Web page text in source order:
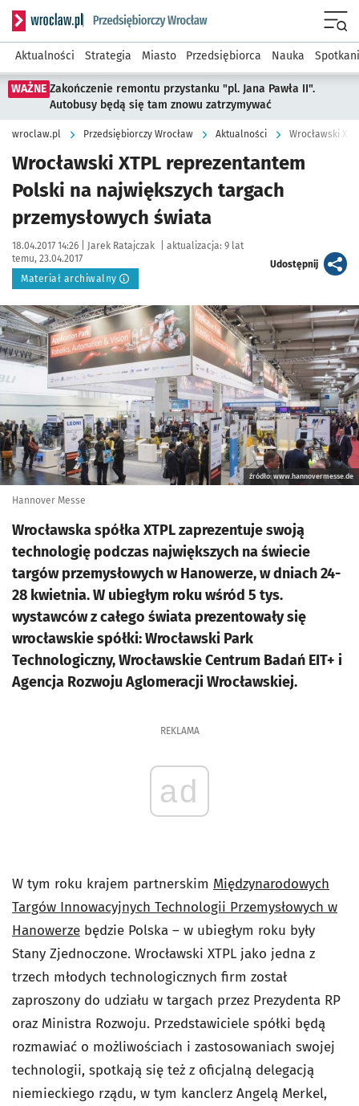
Serwis informacyjny wroclaw.pl podserwis: Strategia
Aktualności Strategia Miasto Przedsiębiorca Nauka
WAŻNE Zakończenie remontu przystanku "pl. Jana Pawła II".
Autobusy będą się tam znowu zatrzymywać
wroclaw.pl Przedsiębiorczy Wrocław Aktualności
Wrocławski XTPL reprezentantem
Polski na największych targach
przemysłowych świata
Data publikacji:
18.04.2017 14:26 | Autor:
Jarek Ratajczak aktualizacja: 9 lat
temu, 23.04.2017
Materiał archiwalny
Udostępnijartykuł
Kliknij, aby powiększyć
źródło: www.hannovermesse.de
Hannover Messe
Wrocławska spółka XTPL zaprezentuje swoją
technologię podczas największych na świecie
targów przemysłowych w Hanowerze, w dniach 24-
28 kwietnia. W ubiegłym roku wśród 5 tys.
wystawców z całego świata prezentowały się
wrocławskie spółki: Wrocławski Park
Technologiczny, Wrocławskie Centrum Badań EIT+ i
Agencja Rozwoju Aglomeracji Wrocławskiej.
REKLAMA
ad
W tym roku krajem partnerskim Międzynarodowych
Targów Innowacyjnych Technologii Przemysłowych w
Hanowerze będzie Polska – w ubiegłym roku były
Stany Zjednoczone. Wrocławski XTPL jako jedna z
trzech młodych technologicznych firm został
zaproszony do udziału w targach przez Prezydenta RP
oraz Ministra Rozwoju. Przedstawiciele spółki będą
rozmawiać o możliwościach i zastosowaniach swojej
technologii, spotkają się też z oficjalną delegacją
niemieckiego rządu, w tym kanclerz Angelą Merkel,